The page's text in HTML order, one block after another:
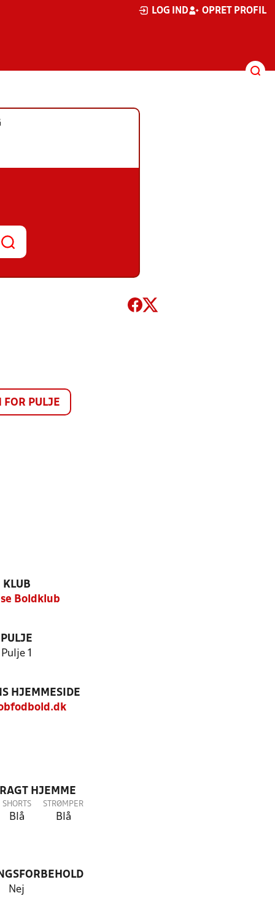
LOG IND OPRET PROFIL
FOR PULJE
KLUB
Boldklub
PULJE
Pulje 1
HJEMMESIDE
HJEMME
SHORTS
Blå
STRØMPER
Blå
Nej